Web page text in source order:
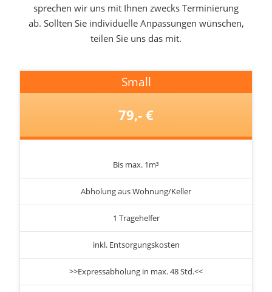
sprechen wir uns mit Ihnen zwecks Terminierung
ab. Sollten Sie individuelle Anpassungen wünschen,
teilen Sie uns das mit.
Small
79,- €
Bis max. 1m³
Abholung aus Wohnung/Keller
1 Tragehelfer
inkl. Entsorgungskosten
>>Expressabholung in max. 48 Std.<<